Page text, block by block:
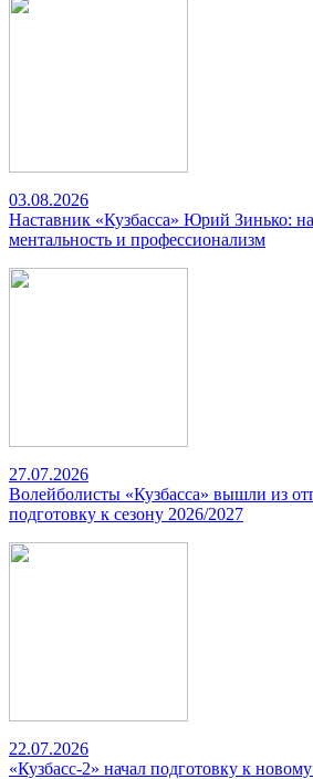
03.08.2026
Наставник «Кузбасса» Юрий Зинько:
ментальность и профессионализм
27.07.2026
Волейболисты «Кузбасса» вышли из
подготовку к сезону 2026/2027
22.07.2026
«Кузбасс-2» начал подготовку к